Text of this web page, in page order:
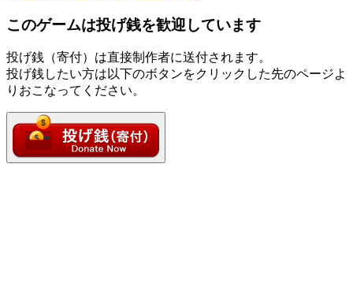
このゲームは投げ銭を歓迎しています
投げ銭（寄付）は直接制作者に送付されます。
投げ銭したい方は以下のボタンをクリックした先のページよ
りおこなってください。